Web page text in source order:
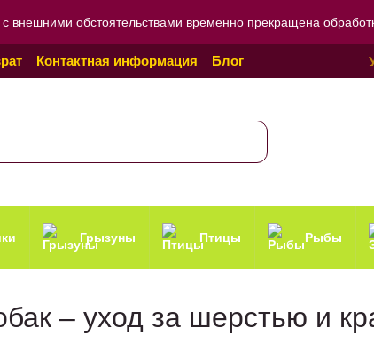
внешними обстоятельствами временно прекращена
Контактная информация
Блог
Политика конфиденциальности
Грызуны Птицы Рыбы
– уход за шерстью и